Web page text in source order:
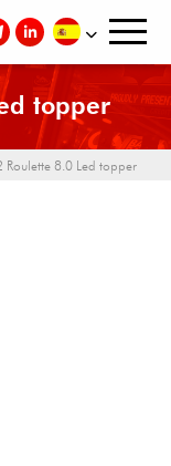
topper
Roulette 8.0 Led topper